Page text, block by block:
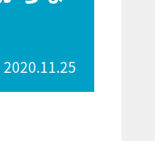
2020.11.25